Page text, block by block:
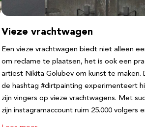
Vieze vrachtwagen
Een vieze vrachtwagen biedt niet alleen
om reclame te plaatsen, het is ook een
artiest Nikita Golubev om kunst te maken.
de hashtag #dirtpainting experimenteert
zijn vingers op vieze vrachtwagens. Met
zijn instagramaccount ruim 25.000 volgers